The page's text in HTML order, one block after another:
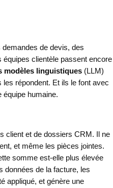
demandes de devis, des
équipes clientèle passent encore
modèles linguistiques (LLM)
répondent. Et ils le font avec
équipe humaine.
client et de dossiers CRM. Il ne
et même les pièces jointes.
somme est-elle plus élevée
données de la facture, les
appliqué, et génère une